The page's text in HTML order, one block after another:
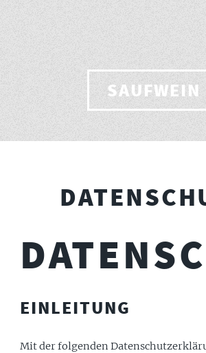
SAUFWEIN
EINLEITUNG
Mit der folgenden